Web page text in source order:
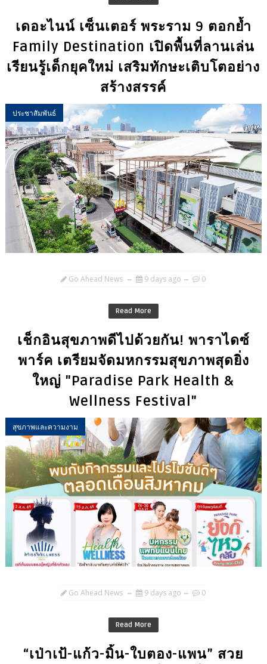
เดอะไนน์ เซ็นเตอร์ พระราม 9 ตอกย้ำ
Family Destination เปิดพื้นที่ลานเล่น
เรียนรู้เด็กยุคใหม่ เสริมทักษะเติบโตอย่าง
สร้างสรรค์
ประชาสัมพันธ์
Go Ahead News 9 days ago 0
Read More
เช็กอินสุขภาพดีไปด้วยกัน! พาราไดซ์
พาร์ค เตรียมจัดมหกรรมสุขภาพสุดยิ่ง
ใหญ่ "Paradise Park Health &
Wellness Festival"
สุขภาพและความงาม
Go Ahead News 9 days ago 0
Read More
“เป่าเป้-แก้ว-มิ้น-ใบตอง-แพน” สวย